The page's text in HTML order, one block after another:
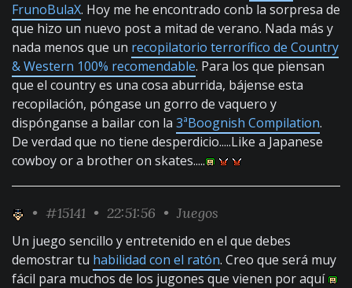
FrunoBulaX. Hoy me he encontrado conb la sorpresa de
que hizo un nuevo post a mitad de verano. Nada más y
nada menos que un recopilatorio terrorífico de Country
& Western 100% recomendable. Para los que piensan
que el country es una cosa aburrida, bájense esta
recopilación, póngase un gorro de vaquero y
dispónganse a bailar con la 3ªBoognish Compilation.
De verdad que no tiene desperdicio.....Like a Japanese
cowboy or a brother on skates.....
• #15141 • 22:51:56 • Juegos
Un juego sencillo y entretenido en el que debes
demostrar tu habilidad con el ratón. Creo que será muy
fácil para muchos de los jugones que vienen por aquí